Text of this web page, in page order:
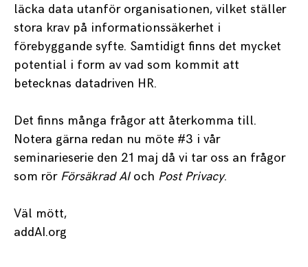
läcka data utanför organisationen, vilket ställer
stora krav på informationssäkerhet i
förebyggande syfte. Samtidigt finns det mycket
potential i form av vad som kommit att
betecknas datadriven HR.
Det finns många frågor att återkomma till.
Notera gärna redan nu möte #3 i vår
seminarieserie den 21 maj då vi tar oss an frågor
som rör Försäkrad AIoch Post Privacy.
Väl mött,
addAI.org